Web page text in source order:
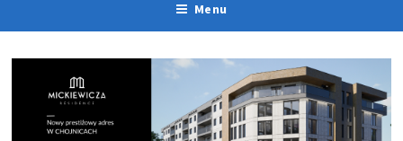
Menu